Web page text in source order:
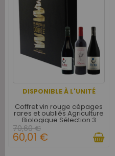
DISPONIBLE À L'UNITÉ
Coffret vin rouge cépages
rares et oubliés Agriculture
Biologique Sélection 3
bouteilles
70,60 €
60,01 €